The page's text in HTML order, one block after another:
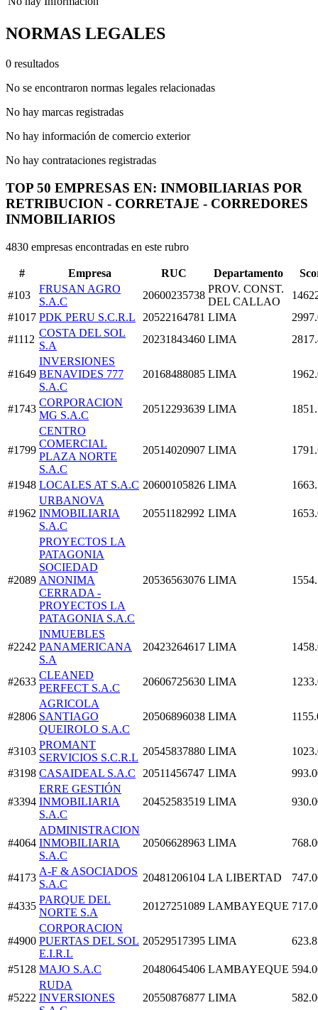
NORMAS LEGALES
0 resultados
No se encontraron normas legales relacionadas
No hay marcas registradas
No hay información de comercio exterior
No hay contrataciones registradas
TOP 50 EMPRESAS EN: INMOBILIARIAS POR
RETRIBUCION - CORRETAJE - CORREDORES
INMOBILIARIOS
4830 empresas encontradas en este rubro
# Empresa RUC Departamento
#103
FRUSAN AGRO
S.A.C
20600235738
PROV. CONST.
DEL CALLAO
#1017 PDK PERU S.C.R.L 20522164781 LIMA
#1112
COSTA DEL SOL
S.A
20231843460 LIMA
#1649
INVERSIONES
BENAVIDES 777
S.A.C
20168488085 LIMA
#1743
CORPORACION
MG S.A.C
20512293639 LIMA
#1799
CENTRO
COMERCIAL
PLAZA NORTE
S.A.C
20514020907 LIMA
#1948 LOCALES AT S.A.C 20600105826 LIMA
#1962
URBANOVA
INMOBILIARIA
S.A.C
20551182992 LIMA
#2089
PROYECTOS LA
PATAGONIA
SOCIEDAD
ANONIMA
CERRADA -
PROYECTOS LA
PATAGONIA S.A.C
20536563076 LIMA
#2242
INMUEBLES
PANAMERICANA
S.A
20423264617 LIMA
#2633
CLEANED
PERFECT S.A.C
20606725630 LIMA
#2806
AGRICOLA
SANTIAGO
QUEIROLO S.A.C
20506896038 LIMA
#3103
PROMANT
SERVICIOS S.C.R.L
20545837880 LIMA
#3198 CASAIDEAL S.A.C 20511456747 LIMA
#3394
ERRE GESTIÓN
INMOBILIARIA
S.A.C
20452583519 LIMA
#4064
ADMINISTRACION
INMOBILIARIA
S.A.C
20506628963 LIMA
#4173
A-F & ASOCIADOS
S.A.C
20481206104 LA LIBERTAD
#4335
PARQUE DEL
NORTE S.A
20127251089 LAMBAYEQUE
#4900
CORPORACION
PUERTAS DEL SOL
E.I.R.L
20529517395 LIMA
#5128 MAJO S.A.C 20480645406 LAMBAYEQUE
#5222
RUDA
INVERSIONES
20550876877 LIMA